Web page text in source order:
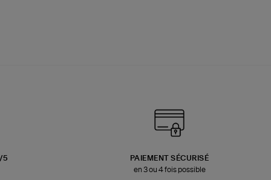
5
PAIEMENT SÉCURISÉ
en 3 ou 4 fois possible